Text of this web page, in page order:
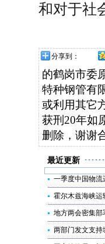
和对于社
分享到：
的鹤岗市委
特种钢管有
或利用其它
获刑20年如
删除，谢谢
最近更新
一季度中国物
霍尔木兹海峡
地方两会密集
两部门发文支